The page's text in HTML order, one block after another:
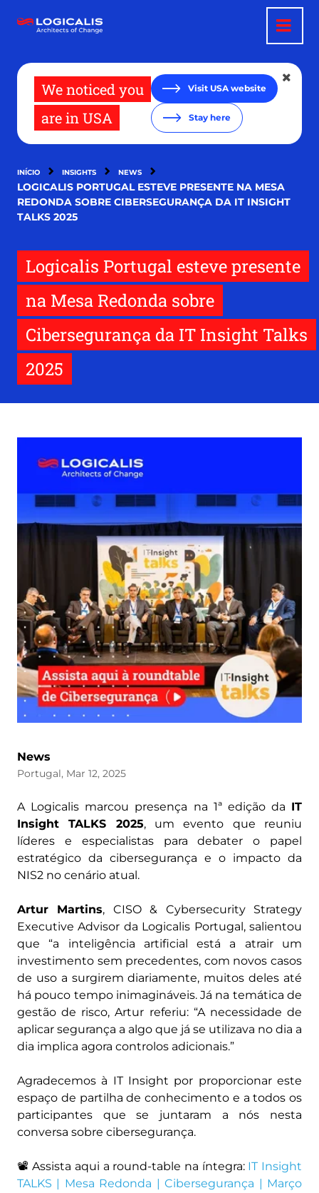
para
We noticed you
are in USA
Visit USA website
Stay here
INÍCIO INSIGHTS NEWS
LOGICALIS PORTUGAL ESTEVE PRESENTE NA MESA
REDONDA SOBRE CIBERSEGURANÇA DA IT INSIGHT
TALKS 2025
Logicalis Portugal esteve presente
na Mesa Redonda sobre
Cibersegurança da IT Insight Talks
2025
News
Portugal, Mar 12, 2025
A Logicalis marcou presença na 1ª edição da IT
Insight TALKS 2025, um evento que reuniu
líderes e especialistas para debater o papel
estratégico da cibersegurança e o impacto da
NIS2 no cenário atual.
Artur Martins, CISO & Cybersecurity Strategy
Executive Advisor da Logicalis Portugal, salientou
que “a inteligência artificial está a atrair um
investimento sem precedentes, com novos casos
de uso a surgirem diariamente, muitos deles até
há pouco tempo inimagináveis. Já na temática de
gestão de risco, Artur referiu: “A necessidade de
aplicar segurança a algo que já se utilizava no dia a
dia implica agora controlos adicionais.”
Agradecemos à IT Insight por proporcionar este
espaço de partilha de conhecimento e a todos os
participantes que se juntaram a nós nesta
conversa sobre cibersegurança.
📽️ Assista aqui a round-table na íntegra: IT Insight
TALKS | Mesa Redonda | Cibersegurança | Março